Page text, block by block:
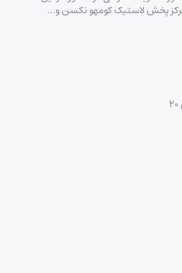
پخش لاستیک کومهو نکسن و…